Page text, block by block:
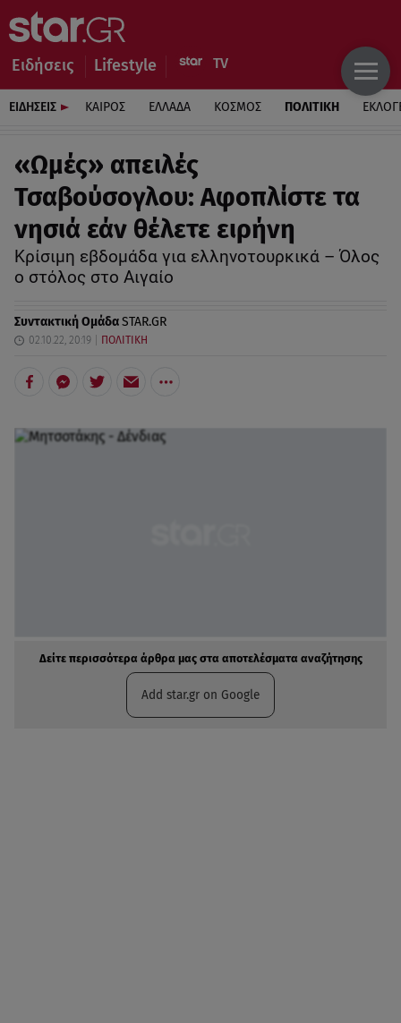
Ειδήσεις Lifestyle
ΕΙΔΗΣΕΙΣ ΚΑΙΡΟΣ ΕΛΛΑΔΑ ΚΟΣΜΟΣ ΠΟΛΙΤΙΚΗ
«Ωμές» απειλές
Τσαβούσογλου: Αφοπλίστε τα
νησιά εάν θέλετε ειρήνη
Κρίσιμη εβδομάδα για ελληνοτουρκικά – Όλος
ο στόλος στο Αιγαίο
Συντακτική ΟμάδαSTAR.GR
02.10.22, 20:19 ΠΟΛΙΤΙΚΗ
Δείτε περισσότερα άρθρα μας στα αποτελέσματα αναζήτησης
Add star.gr on Google